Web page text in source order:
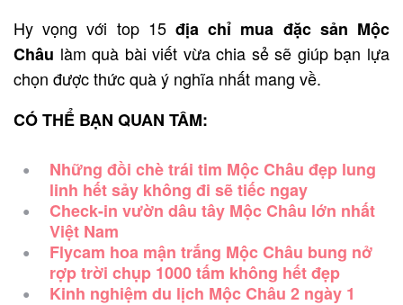
Hy vọng với top 15 địa chỉ mua đặc sản Mộc
Châu làm quà bài viết vừa chia sẻ sẽ giúp bạn lựa
chọn được thức quà ý nghĩa nhất mang về.
CÓ THỂ BẠN QUAN TÂM:
Những đồi chè trái tim Mộc Châu đẹp lung
linh hết sảy không đi sẽ tiếc ngay
Check-in vườn dâu tây Mộc Châu lớn nhất
Việt Nam
Flycam hoa mận trắng Mộc Châu bung nở
rợp trời chụp 1000 tấm không hết đẹp
Kinh nghiệm du lịch Mộc Châu 2 ngày 1